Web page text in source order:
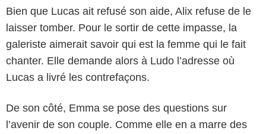
Bien que Lucas ait refusé son aide, Alix refuse de le
laisser tomber. Pour le sortir de cette impasse, la
galeriste aimerait savoir qui est la femme qui le fait
chanter. Elle demande alors à Ludo l’adresse où
Lucas a livré les contrefaçons.
De son côté, Emma se pose des questions sur
l’avenir de son couple. Comme elle en a marre des